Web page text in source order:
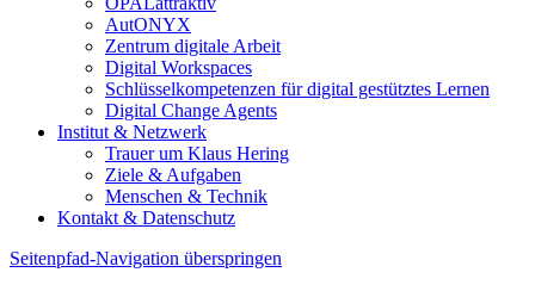
AutONYX
Zentrum digitale Arbeit
Digital Workspaces
Schlüsselkompetenzen für digital gestütztes Lernen
Digital Change Agents
Institut & Netzwerk
Trauer um Klaus Hering
Ziele & Aufgaben
Menschen & Technik
Kontakt & Datenschutz
Seitenpfad-Navigation überspringen